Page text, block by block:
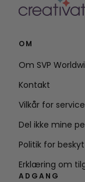
OM
Om SVP
Kontakt
Vilkår for service
Del ikke mine
Politik for
Erklæring om
ADGANG